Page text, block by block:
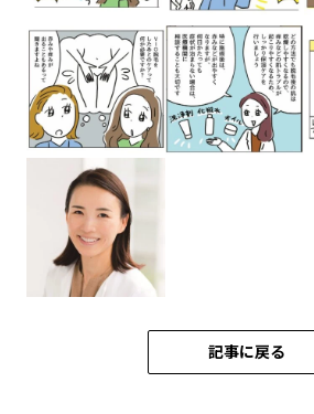
記事に戻る